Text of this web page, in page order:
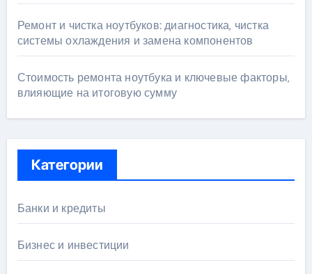
Ремонт и чистка ноутбуков: диагностика, чистка
системы охлаждения и замена компонентов
Стоимость ремонта ноутбука и ключевые факторы,
влияющие на итоговую сумму
Категории
Банки и кредиты
Бизнес и инвестиции